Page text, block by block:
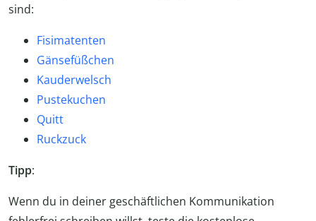
sind:
Fisimatenten
Gänsefüßchen
Kauderwelsch
Pustekuchen
Quitt
Ruckzuck
Tipp:
Wenn du in deiner geschäftlichen Kommunikation